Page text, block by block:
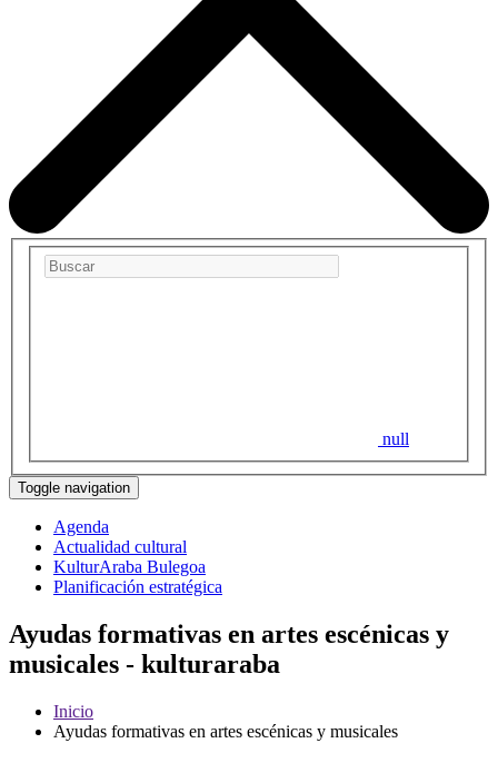
null
Toggle navigation
Agenda
Actualidad cultural
KulturAraba Bulegoa
Planificación estratégica
Ayudas formativas en artes escénicas y
musicales - kulturaraba
Inicio
Ayudas formativas en artes escénicas y musicales